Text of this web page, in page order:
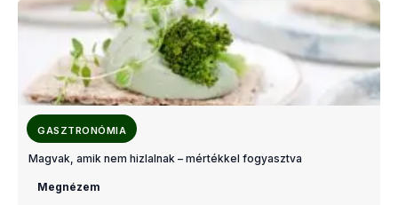
GASZTRONÓMIA
Magvak, amik nem hizlalnak – mértékkel fogyasztva
Megnézem